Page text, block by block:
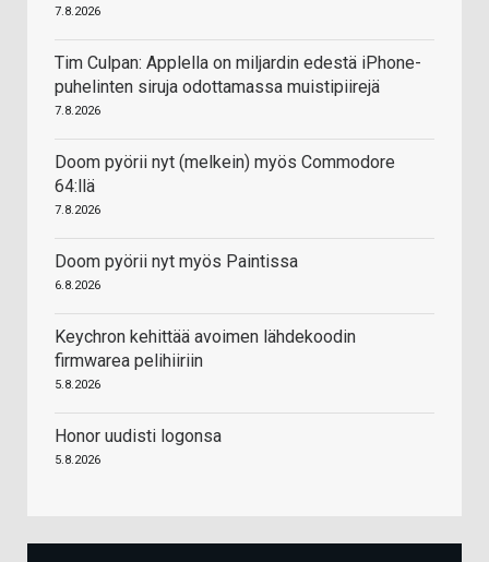
7.8.2026
Tim Culpan: Applella on miljardin edestä iPhone-
puhelinten siruja odottamassa muistipiirejä
7.8.2026
Doom pyörii nyt (melkein) myös Commodore
64:llä
7.8.2026
Doom pyörii nyt myös Paintissa
6.8.2026
Keychron kehittää avoimen lähdekoodin
firmwarea pelihiiriin
5.8.2026
Honor uudisti logonsa
5.8.2026